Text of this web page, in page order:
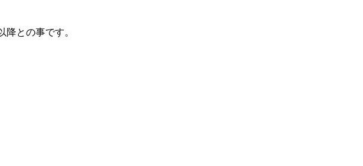
降との事です。